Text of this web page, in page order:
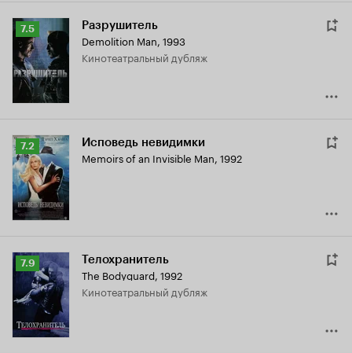
Рейтинг
Кинопоиска
7.5
7.5 Разрушитель
Demolition Man, 1993
кинотеатральный дубляж
Рейтинг
Кинопоиска
7.2
7.2 Исповедь невидимки
Memoirs of an Invisible Man, 1992
Рейтинг
Кинопоиска
7.9
7.9 Телохранитель
The Bodyguard, 1992
кинотеатральный дубляж